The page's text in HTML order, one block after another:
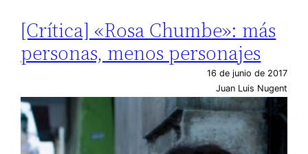
[Crítica] «Rosa Chumbe»: más
personas, menos personajes
16 de junio de 2017
Juan Luis Nugent